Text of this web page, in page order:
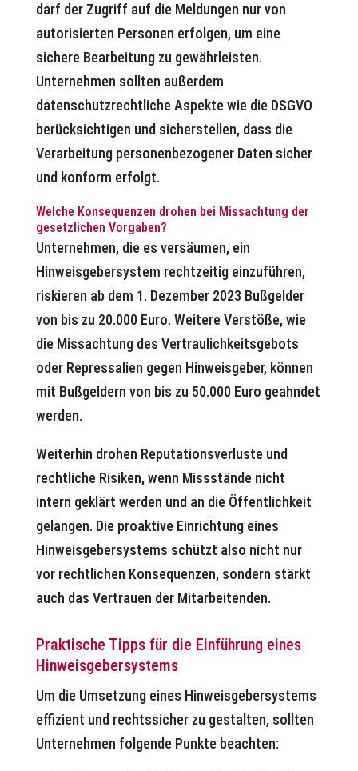
darf der Zugriff auf die Meldungen nur von
autorisierten Personen erfolgen, um eine
sichere Bearbeitung zu gewährleisten.
Unternehmen sollten außerdem
datenschutzrechtliche Aspekte wie die DSGVO
berücksichtigen und sicherstellen, dass die
Verarbeitung personenbezogener Daten sicher
und konform erfolgt.
Welche Konsequenzen drohen bei Missachtung der
gesetzlichen Vorgaben?
Unternehmen, die es versäumen, ein
Hinweisgebersystem rechtzeitig einzuführen,
riskieren ab dem 1. Dezember 2023 Bußgelder
von bis zu 20.000 Euro. Weitere Verstöße, wie
die Missachtung des Vertraulichkeitsgebots
oder Repressalien gegen Hinweisgeber, können
mit Bußgeldern von bis zu 50.000 Euro geahndet
werden.
Weiterhin drohen Reputationsverluste und
rechtliche Risiken, wenn Missstände nicht
intern geklärt werden und an die Öffentlichkeit
gelangen. Die proaktive Einrichtung eines
Hinweisgebersystems schützt also nicht nur
vor rechtlichen Konsequenzen, sondern stärkt
auch das Vertrauen der Mitarbeitenden.
Praktische Tipps für die Einführung eines
Hinweisgebersystems
Um die Umsetzung eines Hinweisgebersystems
effizient und rechtssicher zu gestalten, sollten
Unternehmen folgende Punkte beachten: